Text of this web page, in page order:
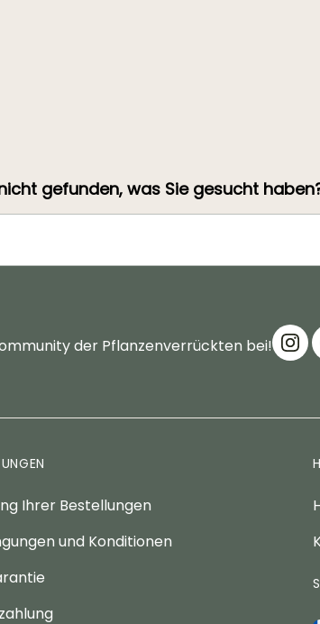
gefunden, was Sie gesucht
der Pflanzenverrückten bei!
Ihrer Bestellungen
und Konditionen